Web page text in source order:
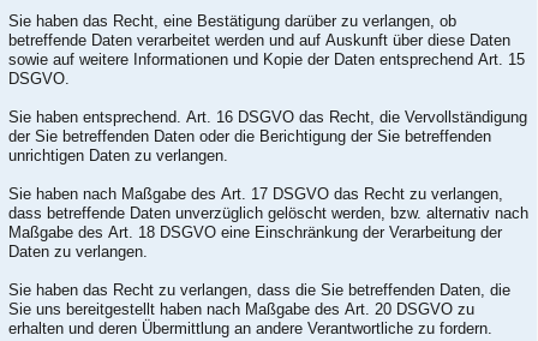
Sie haben das Recht, eine Bestätigung darüber zu verlangen, ob
betreffende Daten verarbeitet werden und auf Auskunft über diese Daten
sowie auf weitere Informationen und Kopie der Daten entsprechend Art. 15
DSGVO.
Sie haben entsprechend. Art. 16 DSGVO das Recht, die Vervollständigung
der Sie betreffenden Daten oder die Berichtigung der Sie betreffenden
unrichtigen Daten zu verlangen.
Sie haben nach Maßgabe des Art. 17 DSGVO das Recht zu verlangen,
dass betreffende Daten unverzüglich gelöscht werden, bzw. alternativ nach
Maßgabe des Art. 18 DSGVO eine Einschränkung der Verarbeitung der
Daten zu verlangen.
Sie haben das Recht zu verlangen, dass die Sie betreffenden Daten, die
Sie uns bereitgestellt haben nach Maßgabe des Art. 20 DSGVO zu
erhalten und deren Übermittlung an andere Verantwortliche zu fordern.